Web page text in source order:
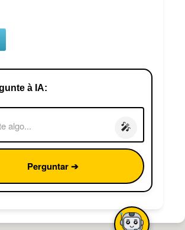
à IA:
🎤
Perguntar ➔